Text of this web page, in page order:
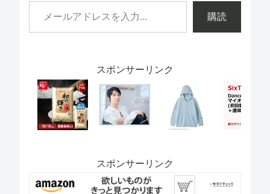
購読
スポンサーリンク
スポンサーリンク